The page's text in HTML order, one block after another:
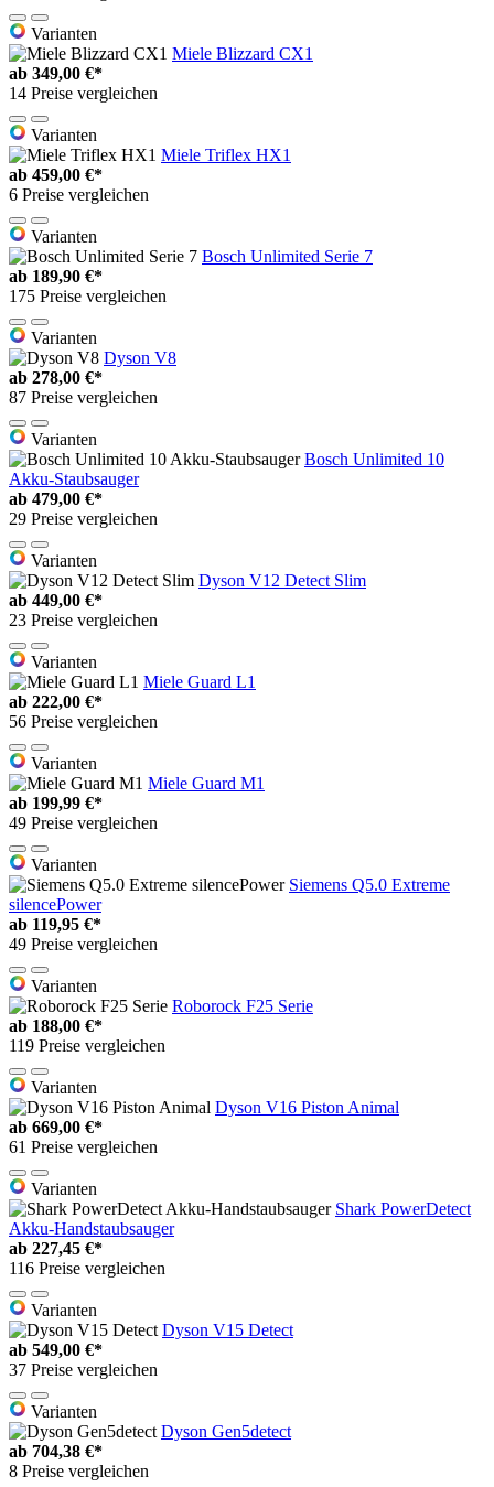
Varianten
Miele Blizzard CX1
ab 349,00 €*
14 Preise vergleichen
Varianten
Miele Triflex HX1
ab 459,00 €*
6 Preise vergleichen
Varianten
Bosch Unlimited Serie 7
ab 189,90 €*
175 Preise vergleichen
Varianten
Dyson V8
ab 278,00 €*
87 Preise vergleichen
Varianten
Bosch Unlimited 10
Akku-Staubsauger
ab 479,00 €*
29 Preise vergleichen
Varianten
Dyson V12 Detect Slim
ab 449,00 €*
23 Preise vergleichen
Varianten
Miele Guard L1
ab 222,00 €*
56 Preise vergleichen
Varianten
Miele Guard M1
ab 199,99 €*
49 Preise vergleichen
Varianten
Siemens Q5.0 Extreme
silencePower
ab 119,95 €*
49 Preise vergleichen
Varianten
Roborock F25 Serie
ab 188,00 €*
119 Preise vergleichen
Varianten
Dyson V16 Piston Animal
ab 669,00 €*
61 Preise vergleichen
Varianten
Shark PowerDetect
Akku-Handstaubsauger
ab 227,45 €*
116 Preise vergleichen
Varianten
Dyson V15 Detect
ab 549,00 €*
37 Preise vergleichen
Varianten
Dyson Gen5detect
ab 704,38 €*
8 Preise vergleichen